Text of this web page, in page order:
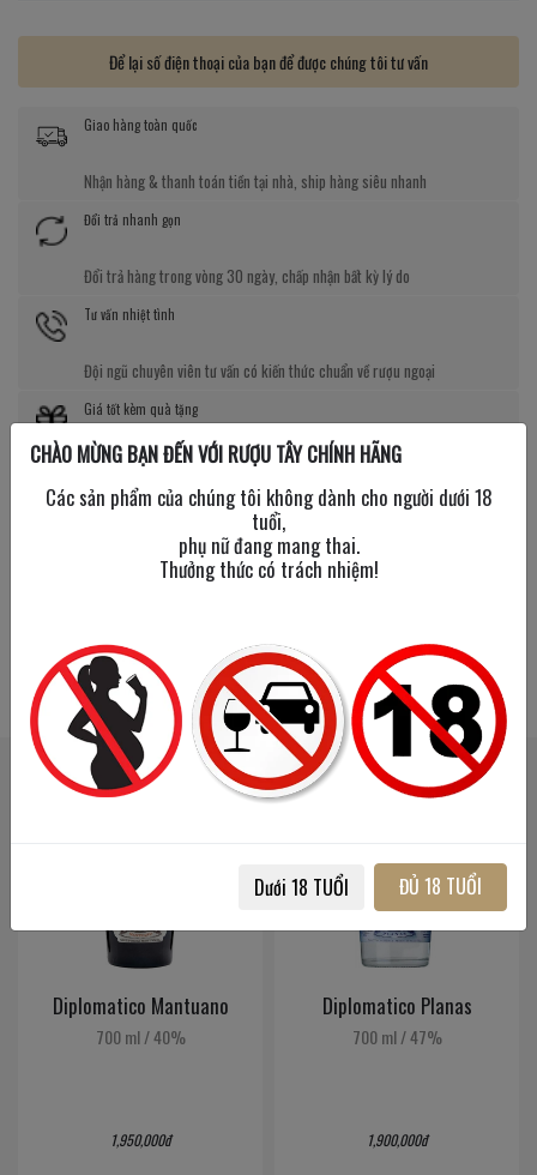
Để lại số điện thoại của bạn để được chúng tôi tư vấn
Giao hàng toàn quốc
Nhận hàng & thanh toán tiền tại nhà, ship hàng siêu nhanh
Đổi trả nhanh gọn
Đổi trả hàng trong vòng 30 ngày, chấp nhận bất kỳ lý do
Tư vấn nhiệt tình
Đội ngũ chuyên viên tư vấn có kiến thức chuẩn về rượu ngoại
Giá tốt kèm quà tặng
Nhiều chương trình giảm giá, tặng quà cực giá trị
SẢN PHẨM LIÊN QUAN SẢN PHẨM ĐÃ XEM
Diplomatico Mantuano
700 ml/40%
1,950,000đ
Diplomatico Planas
700 ml/47%
1,900,000đ
CHÀO MỪNG BẠN ĐẾN VỚI RƯỢU TÂY CHÍNH HÃNG
Các sản phẩm của chúng tôi không dành cho người dưới 18
tuổi,
phụ nữ đang mang thai.
Thưởng thức có trách nhiệm!
Dưới 18 TUỔI ĐỦ 18 TUỔI